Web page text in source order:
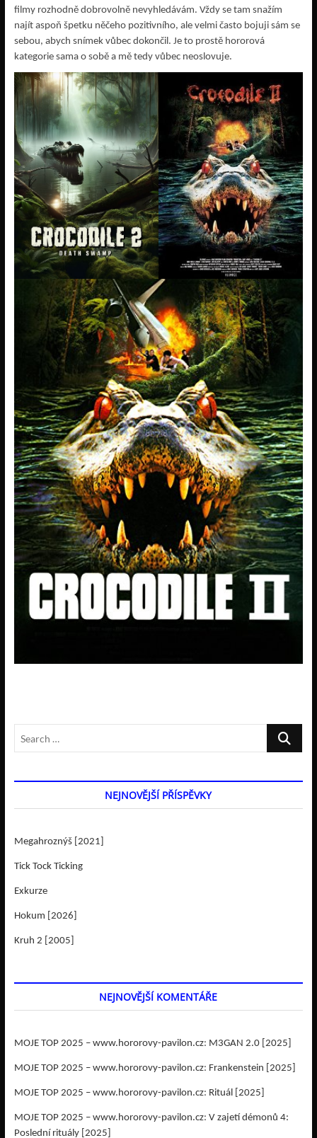
filmy rozhodně dobrovolně nevyhledávám. Vždy se tam snažím
najít aspoň špetku něčeho pozitivního, ale velmi často bojuji sám se
sebou, abych snímek vůbec dokončil. Je to prostě hororová
kategorie sama o sobě a mě tedy vůbec neoslovuje.
Search
NEJNOVĚJŠÍ PŘÍSPĚVKY
Megahroznýš [2021]
Tick Tock Ticking
Exkurze
Hokum [2026]
Kruh 2 [2005]
NEJNOVĚJŠÍ KOMENTÁŘE
MOJE TOP 2025 – www.hororovy-pavilon.cz: M3GAN 2.0 [2025]
MOJE TOP 2025 – www.hororovy-pavilon.cz: Frankenstein [2025]
MOJE TOP 2025 – www.hororovy-pavilon.cz: Rituál [2025]
MOJE TOP 2025 – www.hororovy-pavilon.cz: V zajetí démonů 4:
Poslední rituály [2025]